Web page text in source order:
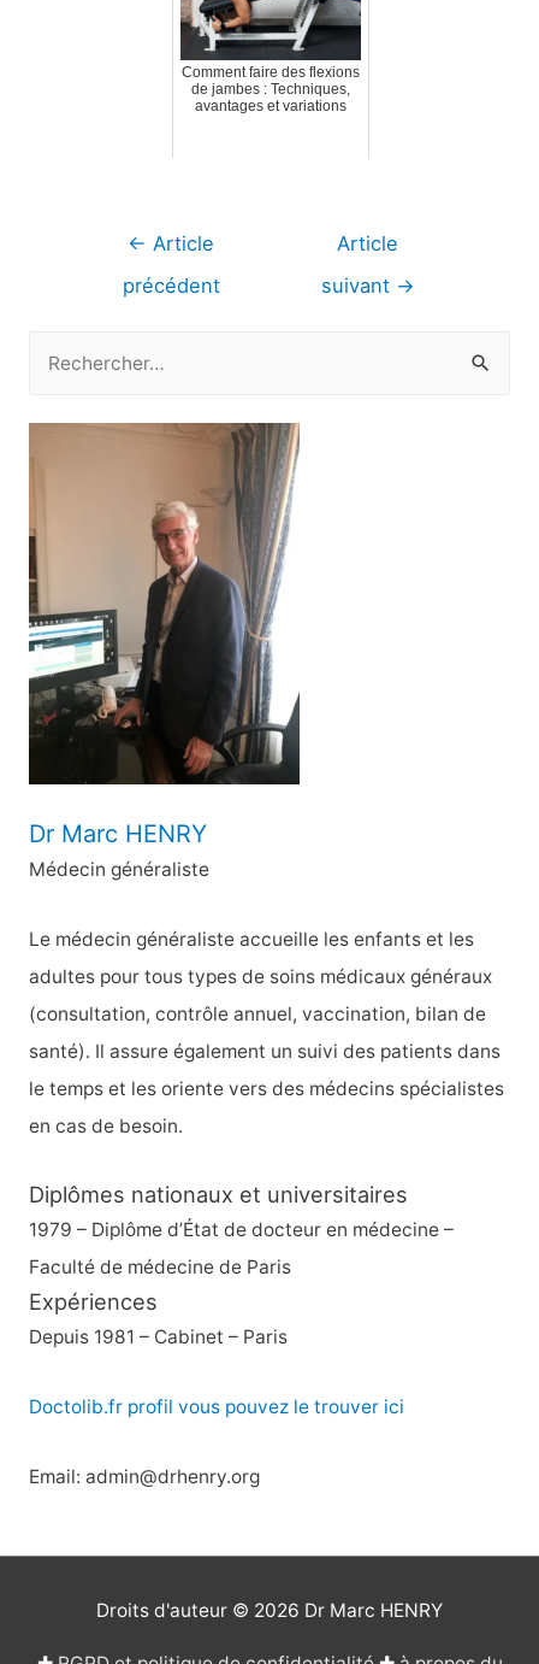
Comment faire des flexions
de jambes : Techniques,
avantages et variations
Navigation
← Article
précédent
Article
suivant →
c
h
r
c
h
e
r
Dr Marc HENRY
Médecin généraliste
Le médecin généraliste accueille les enfants et les
adultes pour tous types de soins médicaux généraux
(consultation, contrôle annuel, vaccination, bilan de
santé). Il assure également un suivi des patients dans
le temps et les oriente vers des médecins spécialistes
en cas de besoin.
Diplômes nationaux et universitaires
1979 – Diplôme d’État de docteur en médecine –
Faculté de médecine de Paris
Expériences
Depuis 1981 – Cabinet – Paris
Doctolib.fr profil vous pouvez le trouver ici
Email: admin@drhenry.org
Droits d'auteur © 2026 Dr Marc HENRY